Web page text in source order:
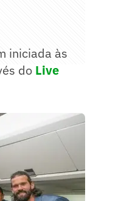
iniciada às
do Live